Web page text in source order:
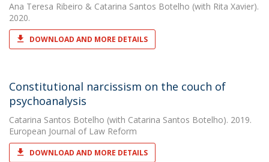
Ana Teresa Ribeiro & Catarina Santos Botelho (with Rita Xavier).
2020.
DOWNLOAD AND MORE DETAILS
Constitutional narcissism on the couch of
psychoanalysis
Catarina Santos Botelho (with Catarina Santos Botelho). 2019.
European Journal of Law Reform
DOWNLOAD AND MORE DETAILS